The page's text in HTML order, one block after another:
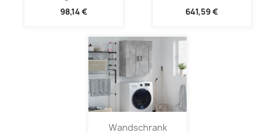
98,14 € 641,59 €
Wandschrank